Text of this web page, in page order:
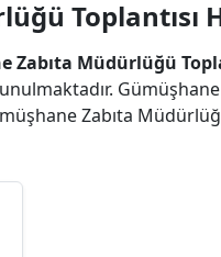
Bilecik
Bingöl
Bitlis
Toplantısı
Zabıta Müdürlüğü
Zabıta